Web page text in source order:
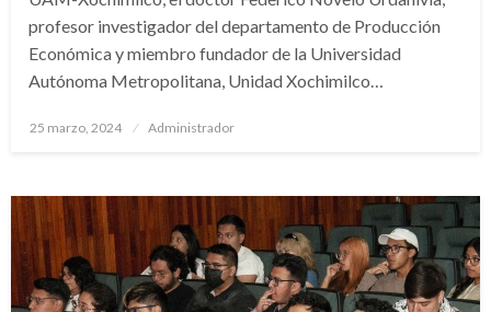
profesor investigador del departamento de Producción
Económica y miembro fundador de la Universidad
Autónoma Metropolitana, Unidad Xochimilco…
Publicado
25 marzo, 2024 Administrador